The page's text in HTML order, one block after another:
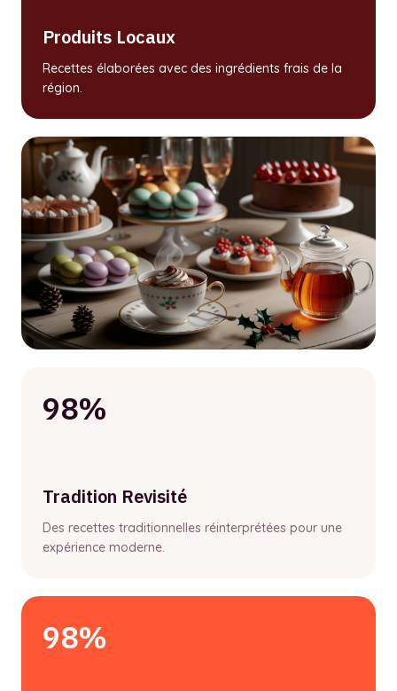
Produits Locaux
Recettes élaborées avec des ingrédients frais de la
région.
98%
Tradition Revisité
Des recettes traditionnelles réinterprétées pour une
expérience moderne.
98%